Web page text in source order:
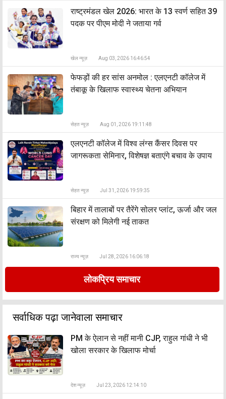
राष्ट्रमंडल खेल 2026: भारत के 13 स्वर्ण सहित 39
पदक पर पीएम मोदी ने जताया गर्व
खेल न्यूज़ Aug 03, 2026 16:46:54
फेफड़ों की हर सांस अनमोल : एलएनटी कॉलेज में
तंबाकू के खिलाफ स्वास्थ्य चेतना अभियान
सेहत न्यूज़ Aug 01, 2026 19:11:48
एलएनटी कॉलेज में विश्व लंग्स कैंसर दिवस पर
जागरूकता सेमिनार, विशेषज्ञ बताएंगे बचाव के उपाय
सेहत न्यूज़ Jul 31, 2026 19:59:35
बिहार में तालाबों पर तैरेंगे सोलर प्लांट, ऊर्जा और जल
संरक्षण को मिलेगी नई ताकत
राज्य न्यूज़ Jul 28, 2026 16:06:18
लोकप्रिय समाचार
सर्वाधिक पढ़ा जानेवाला समाचार
PM के ऐलान से नहीं मानी CJP, राहुल गांधी ने भी
खोला सरकार के खिलाफ मोर्चा
देश न्यूज़ Jul 23, 2026 12:14:10